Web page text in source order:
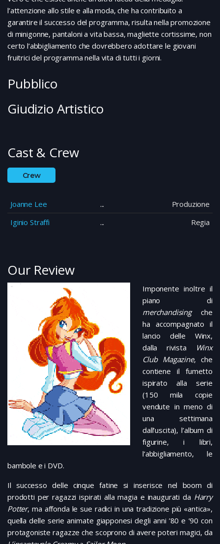
l’attenzione allo stile e alla moda, che ha contribuito a
garantire il successo del programma, risulta nella promozione
di minigonne, pantaloni a vita bassa, magliette cortissime, non
certo l’abbigliamento che dovrebbero adottare le giovani
fruitrici del programma nella vita di tutti i giorni.
Pubblico
Giudizio Artistico
Cast & Crew
Crew
Joanne Lee
Produzione
Iginio Straffi
Regia
Our Review
Imponente inoltre il
piano di
merchandisingche
ha accompagnato il
lancio delle Winx,
dalla rivista
Winx
Club Magazine, che
contiene il fumetto
ispirato alla serie
(150 mila copie
vendute in meno di
una settimana
dall’uscita), l’album di
figurine, i libri,
l’abbigliamento, le
bambole e i DVD.
Il successo delle cinque fatine si inserisce nel boom di
prodotti per ragazzi ispirati alla magia e inaugurati da Harry
Potter, ma affonda le sue radici in una tradizione più «antica»,
quella delle serie animate giapponesi degli anni ’80 e ’90 con
protagoniste ragazze che scoprono di avere poteri magici, da